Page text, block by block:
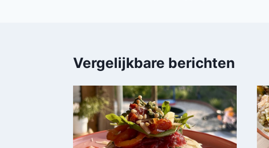
Vergelijkbare berichten